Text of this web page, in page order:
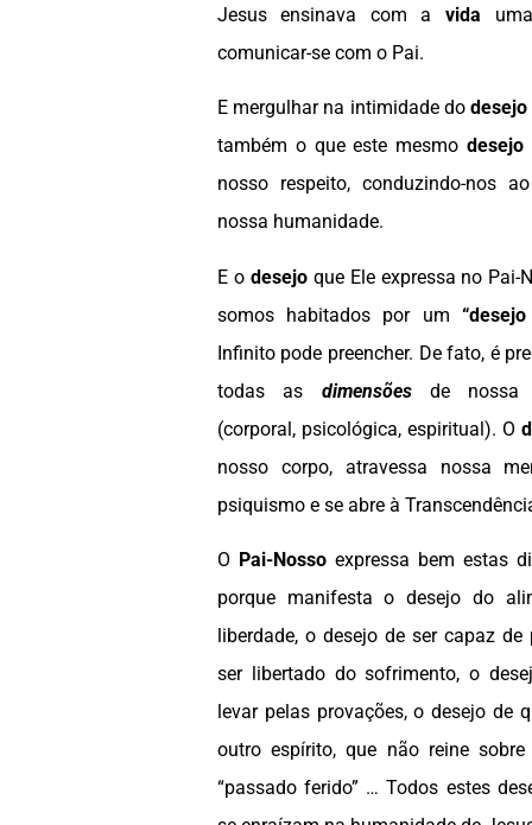
Jesus ensinava com a vida
comunicar-se com o Pai.
E mergulhar na intimidade dodesejo
também o que este mesmo desejo
nosso respeito, conduzindo-nos
nossa humanidade.
E o desejoque Ele expressa no Pai-
somos habitados por um
Infinito pode preencher. De fato, é
todas as dimensõesde nossa
(corporal, psicológica, espiritual). O
nosso corpo, atravessa nossa
psiquismo e se abre à
O Pai-Nossoexpressa bem estas
porque manifesta o desejo do
liberdade, o desejo de ser capaz de
ser libertado do sofrimento, o
levar pelas provações, o desejo de
outro espírito, que não reine
“passado ferido” … Todos estes